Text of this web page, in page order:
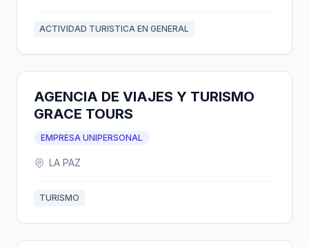
ACTIVIDAD TURISTICA EN GENERAL
AGENCIA DE VIAJES Y TURISMO
GRACE TOURS
EMPRESA UNIPERSONAL
LA PAZ
TURISMO